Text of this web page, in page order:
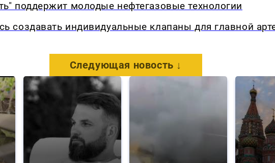
поддержит молодые нефтегазовые технологии
создавать индивидуальные клапаны для главной
Следующая новость ↓